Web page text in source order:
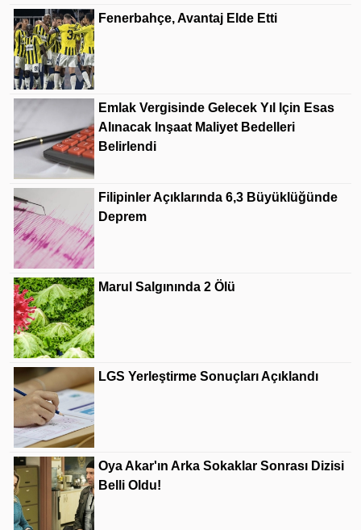
Fenerbahçe, Avantaj Elde Etti
Emlak Vergisinde Gelecek Yıl Için Esas
Alınacak Inşaat Maliyet Bedelleri
Belirlendi
Filipinler Açıklarında 6,3 Büyüklüğünde
Deprem
Marul Salgınında 2 Ölü
LGS Yerleştirme Sonuçları Açıklandı
Oya Akar'ın Arka Sokaklar Sonrası Dizisi
Belli Oldu!